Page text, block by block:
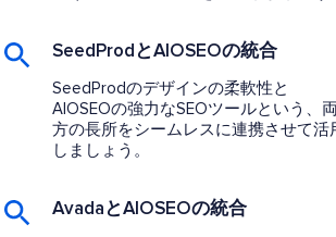
SeedProdとAIOSEOの統合
SeedProdのデザインの柔軟性と
AIOSEOの強力なSEOツールという、両
方の長所をシームレスに連携させて活
しましょう。
AvadaとAIOSEOの統合